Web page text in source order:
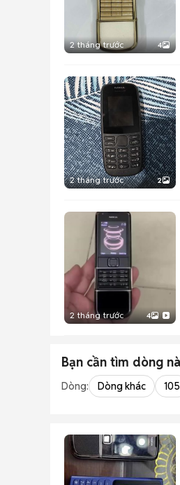
2 tháng trước 4
2 tháng trước 2
2 tháng trước 4
Bạn cần tìm dòng
Dòng: Dòng khác 105